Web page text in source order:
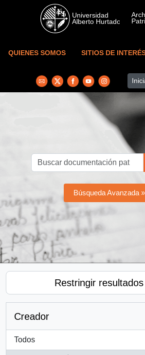
Skip to main content
QUIENES SOMOS SITIOS DE
Búsqueda Avanzada »
Restringir
Creador
Todos